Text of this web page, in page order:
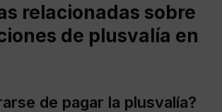
relacionadas sobre
de plusvalía en
de pagar la plusvalía?